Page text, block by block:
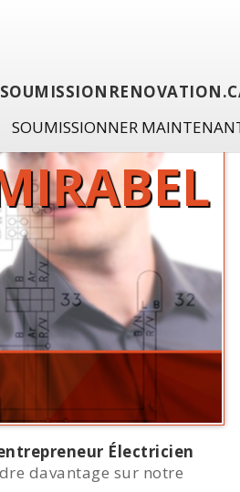
SOUMISSIONNER
Électricien
davantage sur notre